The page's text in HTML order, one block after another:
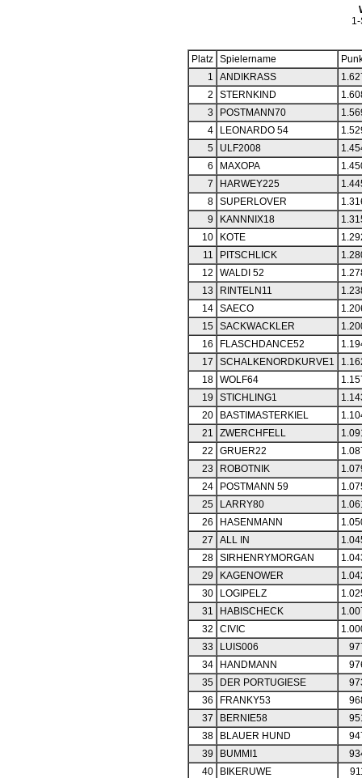
Platz Spielername
1
ANDIKRASS
2
STERNKIND
3
POSTMANN70
4
LEONARDO 54
5
ULF2008
6
MAXOPA
7
HARWEY225
8 SUPERLOVER
9
KANNNIX18
10
KOTE
11
PITSCHLICK
12
WALDI 52
13
RINTELN11
14 SAECO
15 SACKWACKLER
16
FLASCHDANCE52
17
SCHALKENORDKURVE1
18 WOLF64
19
STICHLING1
20
BASTIMASTERKIEL
21
ZWERCHFELL
22
GRUER22
23
ROBOTNIK
24
POSTMANN 59
25
LARRY80
26
HASENMANN
27
ALL IN
28 SIRHENRYMORGAN
29
KAGENOWER
30
LOGIPELZ
31
HABISCHECK
32
CIVIC
33
LUIS006
34
HANDMANN
35
DER PORTUGIESE
36
FRANKY53
37
BERNIE58
38
BLAUER HUND
39
BUMMI1
40
BIKERUWE